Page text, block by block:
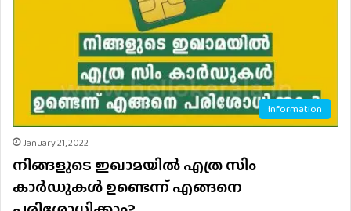
Information
January 21, 2022
നിങ്ങളുടെ ഇഖാമയിൽ എത്ര സിം
കാർഡുകൾ ഉണ്ടെന്ന് എങ്ങനെ